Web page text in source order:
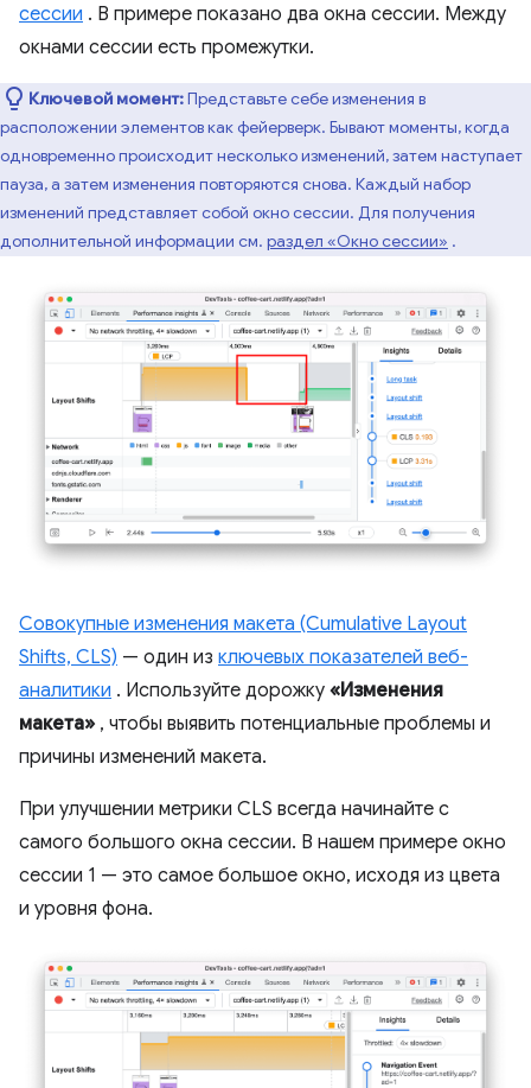
сессии . В примере показано два окна сессии. Между
окнами сессии есть промежутки.
Ключевой момент:Представьте себе изменения в
расположении элементов как фейерверк. Бывают моменты, когда
одновременно происходит несколько изменений, затем наступает
пауза, а затем изменения повторяются снова. Каждый набор
изменений представляет собой окно сессии. Для получения
дополнительной информации см. раздел «Окно сессии» .
Совокупные изменения макета (Cumulative Layout
Shifts, CLS) — один из ключевых показателей веб-
аналитики . Используйте дорожку «Изменения
макета» , чтобы выявить потенциальные проблемы и
причины изменений макета.
При улучшении метрики CLS всегда начинайте с
самого большого окна сессии. В нашем примере окно
сессии 1 — это самое большое окно, исходя из цвета
и уровня фона.